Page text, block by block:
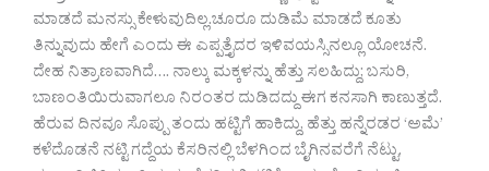
ಮಾಡದೆ ಮನಸ್ಸು ಕೇಳುವುದಿಲ್ಲ.ಚೂರೂ ದುಡಿಮೆ ಮಾಡದೆ ಕೂತು
ತಿನ್ನುವುದು ಹೇಗೆ ಎಂದು ಈ ಎಪ್ಪತ್ತೈದರ ಇಳಿವಯಸ್ಸಿನಲ್ಲೂ ಯೋಚನೆ.
ದೇಹ ನಿತ್ರಾಣವಾಗಿದೆ…. ನಾಲ್ಕು ಮಕ್ಕಳನ್ನು ಹೆತ್ತು ಸಲಹಿದ್ದು; ಬಸುರಿ,
ಬಾಣಂತಿಯಿರುವಾಗಲೂ ನಿರಂತರ ದುಡಿದದ್ದು ಈಗ ಕನಸಾಗಿ ಕಾಣುತ್ತದೆ.
ಹೆರುವ ದಿನವೂ ಸೊಪ್ಪು ತಂದು ಹಟ್ಟಿಗೆ ಹಾಕಿದ್ದು, ಹೆತ್ತು ಹನ್ನೆರಡರ ‘ಅಮೆ’
ಕಳೆದೊಡನೆ ನಟ್ಟಿ ಗದ್ದೆಯ ಕೆಸರಿನಲ್ಲಿ ಬೆಳಗಿಂದ ಬೈಗಿನವರೆಗೆ ನೆಟ್ಟು,